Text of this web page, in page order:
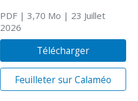
PDF| 3,70 Mo | 23 Juillet
2026
Télécharger
Feuilleter sur Calaméo